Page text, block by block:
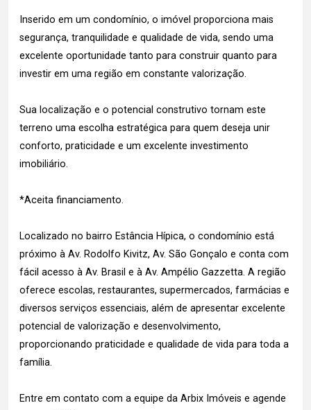
Inserido em um condomínio, o imóvel proporciona mais
segurança, tranquilidade e qualidade de vida, sendo uma
excelente oportunidade tanto para construir quanto para
investir em uma região em constante valorização.
Sua localização e o potencial construtivo tornam este
terreno uma escolha estratégica para quem deseja unir
conforto, praticidade e um excelente investimento
imobiliário.
*Aceita financiamento.
Localizado no bairro Estância Hípica, o condomínio está
próximo à Av. Rodolfo Kivitz, Av. São Gonçalo e conta com
fácil acesso à Av. Brasil e à Av. Ampélio Gazzetta. A região
oferece escolas, restaurantes, supermercados, farmácias e
diversos serviços essenciais, além de apresentar excelente
potencial de valorização e desenvolvimento,
proporcionando praticidade e qualidade de vida para toda a
família.
Entre em contato com a equipe da Arbix Imóveis e agende